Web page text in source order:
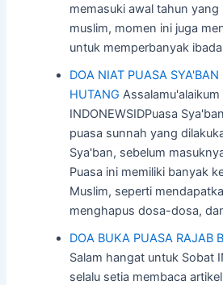
memasuki awal tahun yang
muslim, momen ini juga
untuk memperbanyak
DOA NIAT PUASA SYA'BAN
HUTANG
INDONEWSIDPuasa
puasa sunnah yang
Sya'ban, sebelum
Puasa ini memiliki banyak
Muslim, seperti
menghapus dosa-dosa,
DOA BUKA PUASA RAJAB
Salam hangat untuk Sobat
selalu setia membaca